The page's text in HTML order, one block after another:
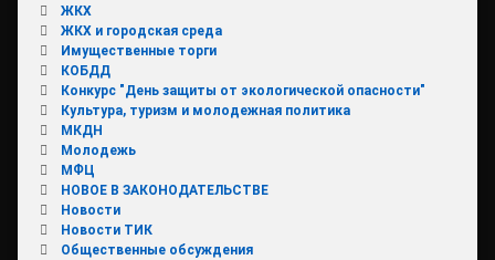
ЖКХ
ЖКХ и городская среда
Имущественные торги
КОБДД
Конкурс "День защиты от экологической опасности"
Культура, туризм и молодежная политика
МКДН
Молодежь
МФЦ
НОВОЕ В ЗАКОНОДАТЕЛЬСТВЕ
Новости
Новости ТИК
Общественные обсуждения